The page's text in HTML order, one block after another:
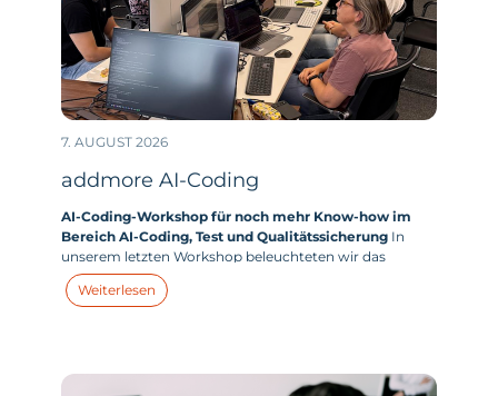
7. AUGUST 2026
addmore AI-Coding
AI-Coding-Workshop für noch mehr Know-how im
Bereich AI-Coding, Test und QualitätssicherungIn
unserem letzten Workshop beleuchteten wir das
zentrale Thema „AI-Coding“. Wie sehen unsere aktuellen
Use Cases im Bereich AI-Coding aus? Und wie können
Weiterlesen